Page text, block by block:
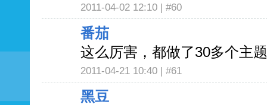
2011-04-02 12:10 | #60
番茄
这么厉害，都做了30多个主
2011-04-21 10:40 | #61
黑豆